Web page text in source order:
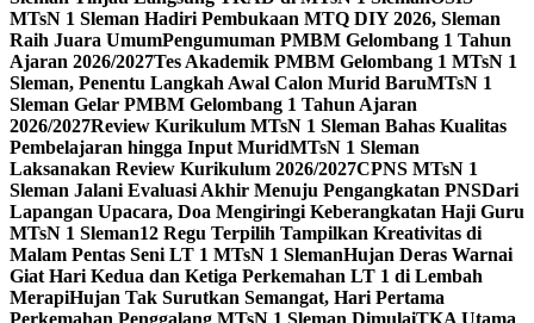
MTsN 1 Sleman Hadiri Pembukaan MTQ DIY 2026, Sleman
Raih Juara UmumPengumuman PMBM Gelombang 1 Tahun
Ajaran 2026/2027Tes Akademik PMBM Gelombang 1 MTsN 1
Sleman, Penentu Langkah Awal Calon Murid BaruMTsN 1
Sleman Gelar PMBM Gelombang 1 Tahun Ajaran
2026/2027Review Kurikulum MTsN 1 Sleman Bahas Kualitas
Pembelajaran hingga Input MuridMTsN 1 Sleman
Laksanakan Review Kurikulum 2026/2027CPNS MTsN 1
Sleman Jalani Evaluasi Akhir Menuju Pengangkatan PNSDari
Lapangan Upacara, Doa Mengiringi Keberangkatan Haji Guru
MTsN 1 Sleman12 Regu Terpilih Tampilkan Kreativitas di
Malam Pentas Seni LT 1 MTsN 1 SlemanHujan Deras Warnai
Giat Hari Kedua dan Ketiga Perkemahan LT 1 di Lembah
MerapiHujan Tak Surutkan Semangat, Hari Pertama
Perkemahan Penggalang MTsN 1 Sleman DimulaiTKA Utama